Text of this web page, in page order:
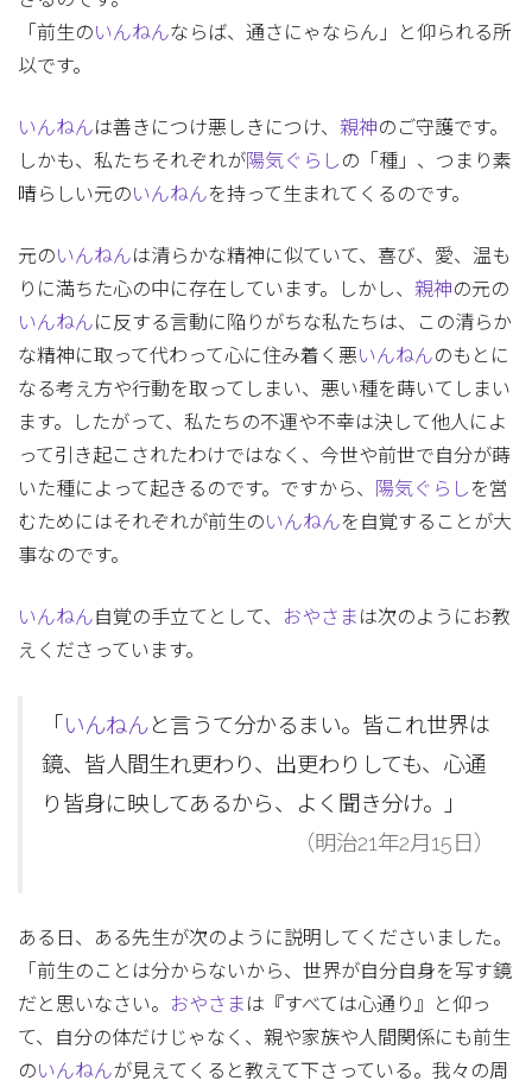
「前生のいんねんならば、通さにゃならん」と仰られる所
以です。
いんねんは善きにつけ悪しきにつけ、 親神のご守護です。
しかも、私たちそれぞれが陽気ぐらし の「種」、つまり素
晴らしい元のいんねんを持って生まれてくるのです。
元のいんねんは清らかな精神に似ていて、喜び、愛、温も
りに満ちた心の中に存在しています。しかし、 親神の元の
いんねんに反する言動に陥りがちな私たちは、この清らか
な精神に取って代わって心に住み着く悪いんねんのもとに
なる考え方や行動を取ってしまい、悪い種を蒔いてしまい
ます。したがって、私たちの不運や不幸は決して他人によ
って引き起こされたわけではなく、今世や前世で自分が蒔
いた種によって起きるのです。ですから、
陽気ぐらし を営
むためにはそれぞれが前生のいんねんを自覚することが大
事なのです。
いんねん自覚の手立てとして、 おやさま は次のようにお教
えくださっています。
「 いんねんと言うて分かるまい。皆これ世界は
鏡、皆人間生れ更わり、出更わりしても、心通
り皆身に映してあるから、よく聞き分け。」
（明治21年2月15日）
ある日、ある先生が次のように説明してくださいました。
「前生のことは分からないから、世界が自分自身を写す鏡
だと思いなさい。
おやさま は『すべては心通り』と仰っ
て、自分の体だけじゃなく、親や家族や人間関係にも前生
のいんねんが見えてくると教えて下さっている。我々の周